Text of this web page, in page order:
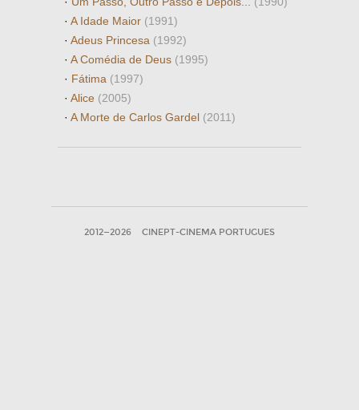
· A Idade Maior (1991)
· Adeus Princesa (1992)
· A Comédia de Deus (1995)
· Fátima (1997)
· Alice (2005)
· A Morte de Carlos Gardel (2011)
2012—2026 CINEPT-CINEMA PORTUGUES